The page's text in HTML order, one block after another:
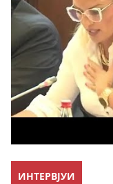
ИНТЕРВЈУИ